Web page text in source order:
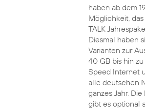
haben ab dem
Möglichkeit,
TALK
Diesmal haben
Varianten zur
40 GB bis hin
Speed Internet
alle deutschen
ganzes Jahr.
gibt es optional